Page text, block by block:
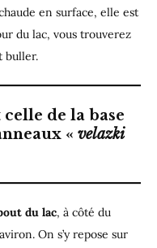
en surface, elle est
du lac, vous trouverez
buller.
de la base
« velazki
du lac, à côté du
On s’y repose sur